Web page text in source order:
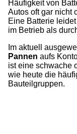
Häufigkeit von
Autos oft gar nicht
Eine Batterie
im Betrieb als
Im aktuell
Pannen aufs
ist eine schwache
wie heute die
Bauteilgruppen.